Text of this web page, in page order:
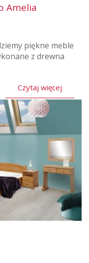
Amelia
piękne meble
z drewna
Czytaj więcej